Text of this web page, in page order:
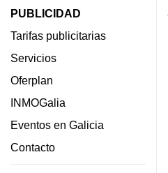
PUBLICIDAD
Tarifas publicitarias
Servicios
Oferplan
INMOGalia
Eventos en Galicia
Contacto